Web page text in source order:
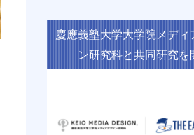
慶應義塾大学大学院メディ
ン研究科と共同研究を